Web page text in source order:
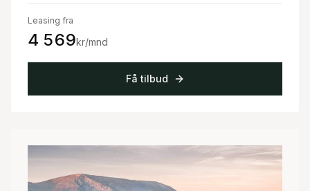
Leasing fra
4 569kr/mnd
Få tilbud